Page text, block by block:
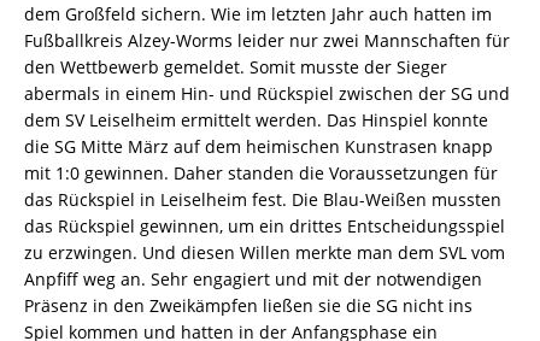
dem Großfeld sichern. Wie im letzten Jahr auch hatten im
Fußballkreis Alzey-Worms leider nur zwei Mannschaften für
den Wettbewerb gemeldet. Somit musste der Sieger
abermals in einem Hin- und Rückspiel zwischen der SG und
dem SV Leiselheim ermittelt werden. Das Hinspiel konnte
die SG Mitte März auf dem heimischen Kunstrasen knapp
mit 1:0 gewinnen. Daher standen die Voraussetzungen für
das Rückspiel in Leiselheim fest. Die Blau-Weißen mussten
das Rückspiel gewinnen, um ein drittes Entscheidungsspiel
zu erzwingen. Und diesen Willen merkte man dem SVL vom
Anpfiff weg an. Sehr engagiert und mit der notwendigen
Präsenz in den Zweikämpfen ließen sie die SG nicht ins
Spiel kommen und hatten in der Anfangsphase ein